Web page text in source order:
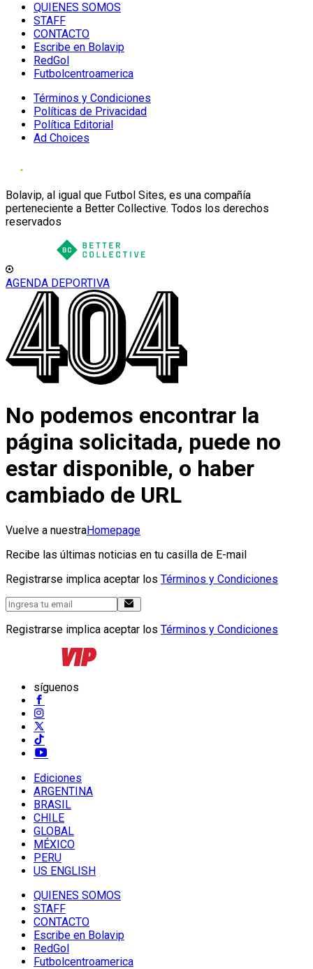
QUIENES SOMOS
STAFF
CONTACTO
Escribe en Bolavip
RedGol
Futbolcentroamerica
Términos y Condiciones
Políticas de Privacidad
Política Editorial
Ad Choices
Bolavip, al igual que Futbol Sites, es una compañía
perteneciente a Better Collective. Todos los derechos
reservados
AGENDA DEPORTIVA
No podemos encontrar la
página solicitada, puede no
estar disponible, o haber
cambiado de URL
Vuelve a nuestraHomepage
Recibe las últimas noticias en tu casilla de E-mail
Registrarse implica aceptar los Términos y Condiciones
Registrarse implica aceptar los Términos y Condiciones
síguenos
Ediciones
ARGENTINA
BRASIL
CHILE
GLOBAL
MÉXICO
PERU
US ENGLISH
QUIENES SOMOS
STAFF
CONTACTO
Escribe en Bolavip
RedGol
Futbolcentroamerica